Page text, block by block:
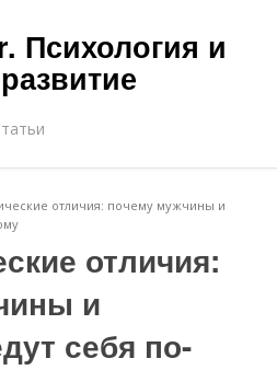
Психология и
отличия: почему мужчины и
отличия:
и
себя по-